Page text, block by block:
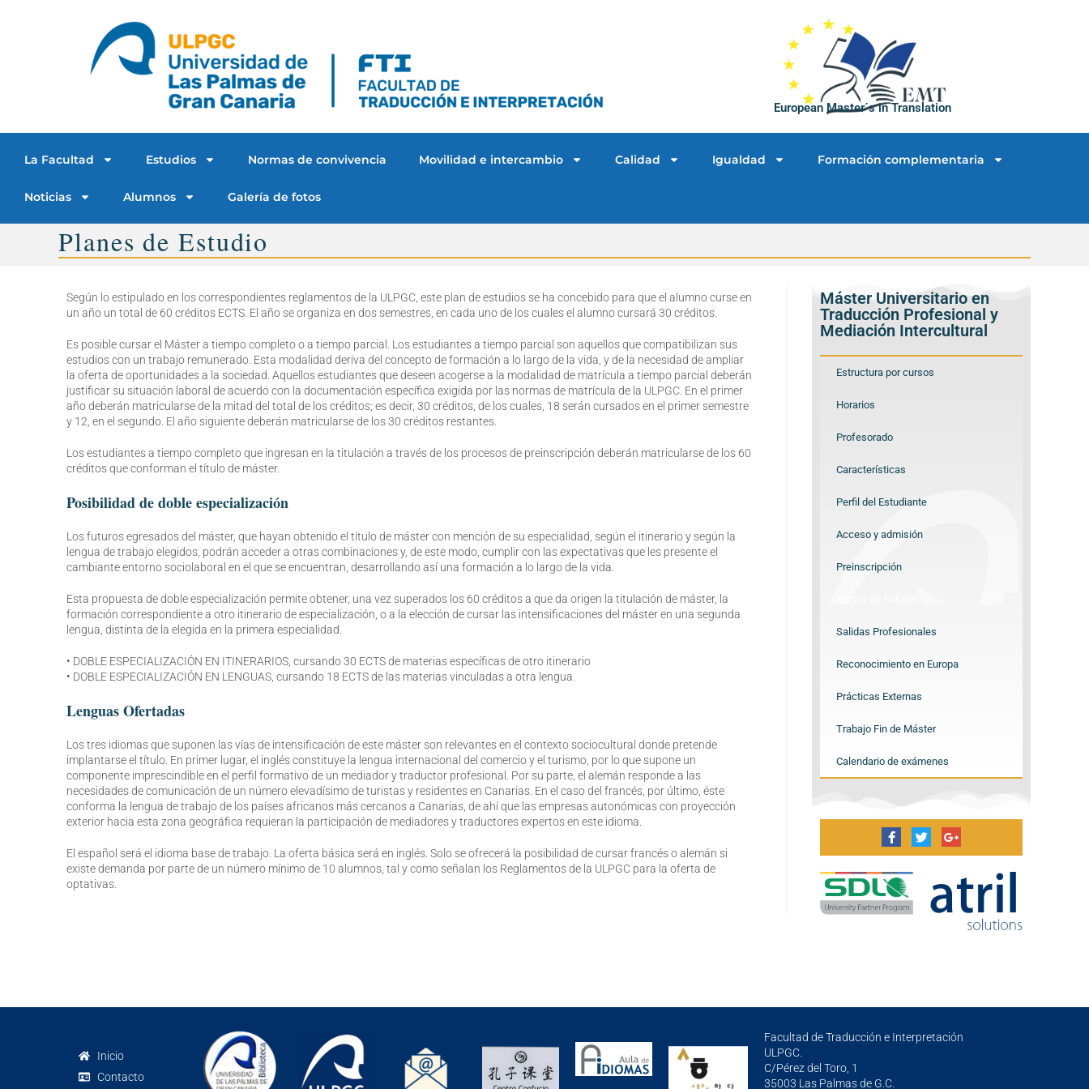
European Master´s in Translation
La Facultad Estudios Normas de convivencia Movilidad e intercambio Calidad Igualdad Formación complementaria
Noticias Alumnos Galería de fotos
Planes de Estudio
Según lo estipulado en los correspondientes reglamentos de la ULPGC, este plan de estudios se ha concebido para que el alumno curse en
un año un total de 60 créditos ECTS. El año se organiza en dos semestres, en cada uno de los cuales el alumno cursará 30 créditos.
Es posible cursar el Máster a tiempo completo o a tiempo parcial. Los estudiantes a tiempo parcial son aquellos que compatibilizan sus
estudios con un trabajo remunerado. Esta modalidad deriva del concepto de formación a lo largo de la vida, y de la necesidad de ampliar
la oferta de oportunidades a la sociedad. Aquellos estudiantes que deseen acogerse a la modalidad de matrícula a tiempo parcial deberán
justificar su situación laboral de acuerdo con la documentación específica exigida por las normas de matrícula de la ULPGC. En el primer
año deberán matricularse de la mitad del total de los créditos; es decir, 30 créditos, de los cuales, 18 serán cursados en el primer semestre
y 12, en el segundo. El año siguiente deberán matricularse de los 30 créditos restantes.
Los estudiantes a tiempo completo que ingresan en la titulación a través de los procesos de preinscripción deberán matricularse de los 60
créditos que conforman el título de máster.
Posibilidad de doble especialización
Los futuros egresados del máster, que hayan obtenido el título de máster con mención de su especialidad, según el itinerario y según la
lengua de trabajo elegidos, podrán acceder a otras combinaciones y, de este modo, cumplir con las expectativas que les presente el
cambiante entorno sociolaboral en el que se encuentran, desarrollando así una formación a lo largo de la vida.
Esta propuesta de doble especialización permite obtener, una vez superados los 60 créditos a que da origen la titulación de máster, la
formación correspondiente a otro itinerario de especialización, o a la elección de cursar las intensificaciones del máster en una segunda
lengua, distinta de la elegida en la primera especialidad.
• DOBLE ESPECIALIZACIÓN EN ITINERARIOS, cursando 30 ECTS de materias específicas de otro itinerario
• DOBLE ESPECIALIZACIÓN EN LENGUAS, cursando 18 ECTS de las materias vinculadas a otra lengua.
Lenguas Ofertadas
Los tres idiomas que suponen las vías de intensificación de este máster son relevantes en el contexto sociocultural donde pretende
implantarse el título. En primer lugar, el inglés constituye la lengua internacional del comercio y el turismo, por lo que supone un
componente imprescindible en el perfil formativo de un mediador y traductor profesional. Por su parte, el alemán responde a las
necesidades de comunicación de un número elevadísimo de turistas y residentes en Canarias. En el caso del francés, por último, éste
conforma la lengua de trabajo de los países africanos más cercanos a Canarias, de ahí que las empresas autonómicas con proyección
exterior hacia esta zona geográfica requieran la participación de mediadores y traductores expertos en este idioma.
El español será el idioma base de trabajo. La oferta básica será en inglés. Solo se ofrecerá la posibilidad de cursar francés o alemán si
existe demanda por parte de un número mínimo de 10 alumnos, tal y como señalan los Reglamentos de la ULPGC para la oferta de
optativas.
Máster Universitario en
Traducción Profesional y
Mediación Intercultural
Estructura por cursos
Horarios
Profesorado
Características
Perfil del Estudiante
Acceso y admisión
Preinscripción
Salidas Profesionales
Reconocimiento en Europa
Prácticas Externas
Trabajo Fin de Máster
Calendario de exámenes
Inicio
Contacto
Facultad de Traducción e Interpretación
ULPGC.
C/Pérez del Toro, 1
35003 Las Palmas de G.C.